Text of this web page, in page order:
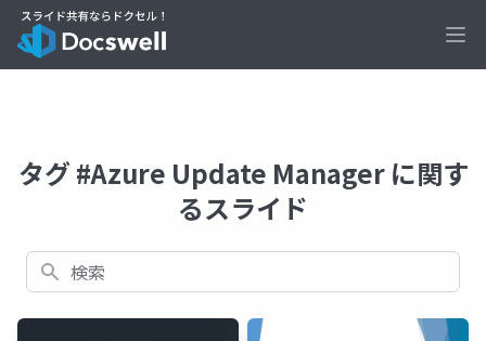
タグ #Azure Update Manager に関す
るスライド
検索